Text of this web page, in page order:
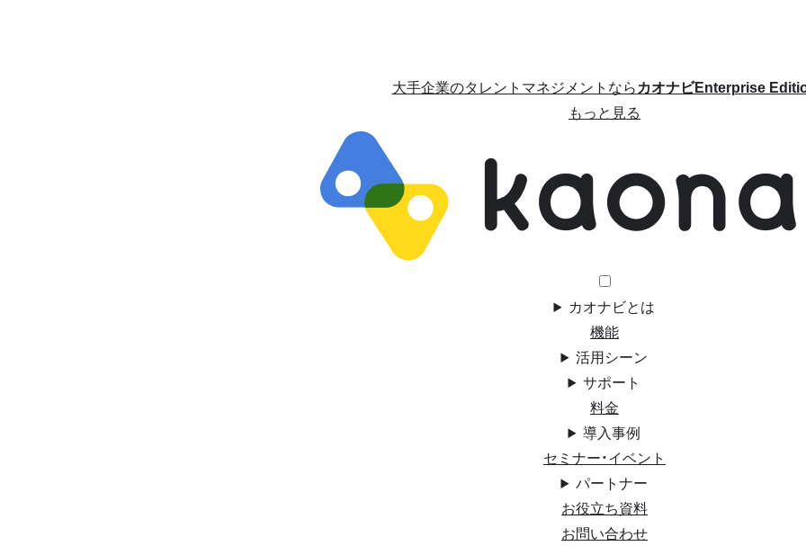
大手企業のタレントマネジメントならカオナビEnterprise
もっと見る
カオナビとは
機能
活用シーン
サポート
料金
導入事例
セミナー・イベント
パートナー
お役立ち資料
お問い合わせ